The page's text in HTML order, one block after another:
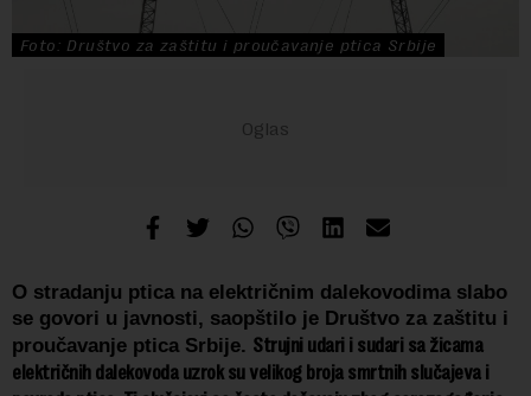
Foto: Društvo za zaštitu i proučavanje ptica Srbije
O stradanju ptica na električnim dalekovodima slabo
se govori u javnosti, saopštilo je Društvo za zaštitu i
proučavanje ptica Srbije. Strujni udari i sudari sa žicama
električnih dalekovoda uzrok su velikog broja smrtnih slučajeva i